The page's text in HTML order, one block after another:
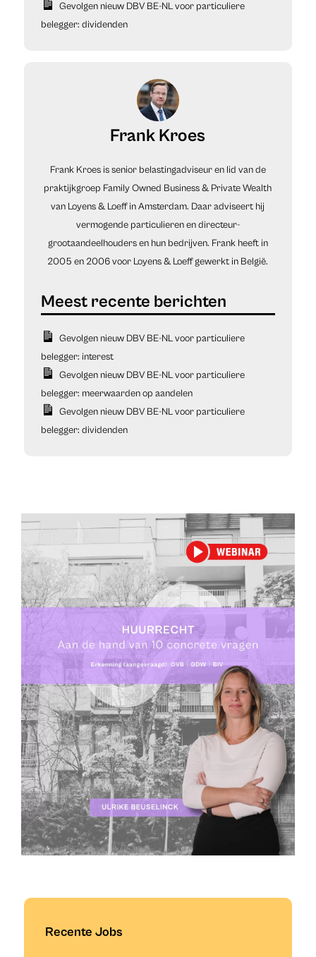
Gevolgen nieuw DBV BE-NL voor particuliere
belegger: dividenden
Frank Kroes
Frank Kroes is senior belastingadviseur en lid van de
praktijkgroep Family Owned Business & Private Wealth
van Loyens & Loeff in Amsterdam. Daar adviseert hij
vermogende particulieren en directeur-
grootaandeelhouders en hun bedrijven. Frank heeft in
2005 en 2006 voor Loyens & Loeff gewerkt in België.
Gevolgen nieuw DBV BE-NL voor particuliere
belegger: interest
Gevolgen nieuw DBV BE-NL voor particuliere
belegger: meerwaarden op aandelen
Gevolgen nieuw DBV BE-NL voor particuliere
belegger: dividenden
Recente Jobs